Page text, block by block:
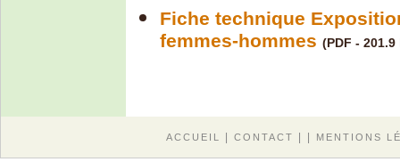
Fiche technique
femmes-hommes (PDF - 201.9
ACCUEIL | CONTACT | | MENTIONS